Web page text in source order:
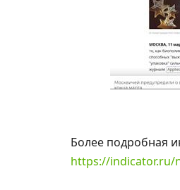
Более подробная
https://indicator.ru/